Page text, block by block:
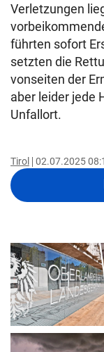
Verletzungen
führten sofort
setzten die
vonseiten der
aber leider jede
Unfallort.
Tirol 02.07.2025